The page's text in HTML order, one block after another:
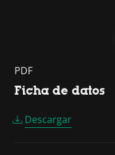
PDF
Ficha de datos
Descargar